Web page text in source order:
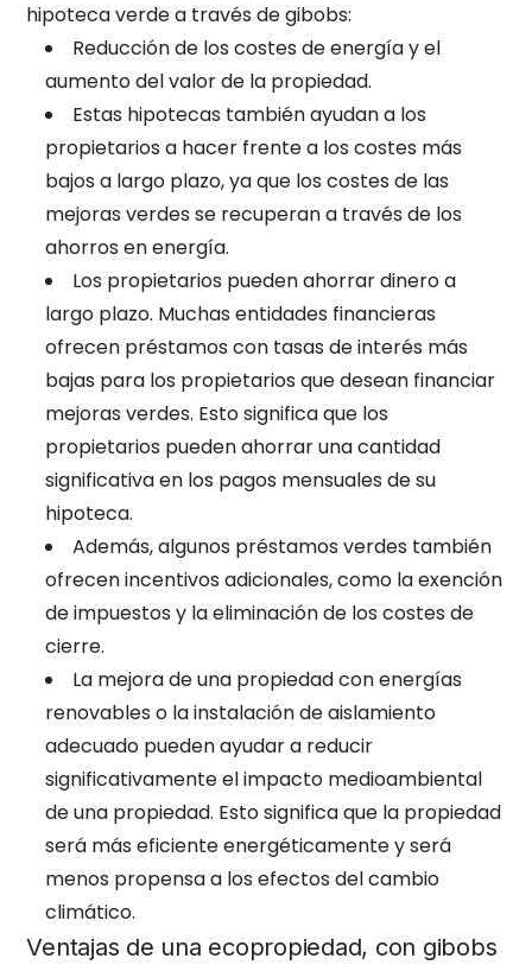
hipoteca verde a través de gibobs:
Reducción de los costes de energía y el
aumento del valor de la propiedad.
Estas hipotecas también ayudan a los
propietarios a hacer frente a los costes más
bajos a largo plazo, ya que los costes de las
mejoras verdes se recuperan a través de los
ahorros en energía.
Los propietarios pueden ahorrar dinero a
largo plazo. Muchas entidades financieras
ofrecen préstamos con tasas de interés más
bajas para los propietarios que desean financiar
mejoras verdes. Esto significa que los
propietarios pueden ahorrar una cantidad
significativa en los pagos mensuales de su
hipoteca.
Además, algunos préstamos verdes también
ofrecen incentivos adicionales, como la exención
de impuestos y la eliminación de los costes de
cierre.
La mejora de una propiedad con energías
renovables o la instalación de aislamiento
adecuado pueden ayudar a reducir
significativamente el impacto medioambiental
de una propiedad. Esto significa que la propiedad
será más eficiente energéticamente y será
menos propensa a los efectos del cambio
climático.
Ventajas de una ecopropiedad, con gibobs